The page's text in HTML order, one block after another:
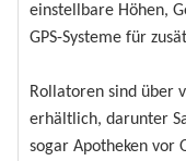
einstellbare Höhen,
GPS-Systeme für
Rollatoren sind über
erhältlich, darunter
sogar Apotheken vor